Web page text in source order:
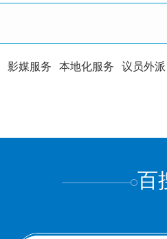
影媒服务 本地化服务 议员外派
百